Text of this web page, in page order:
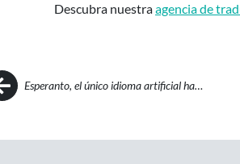
Descubra nuestraagencia de
navigation
Esperanto, el único idioma artificial ha…